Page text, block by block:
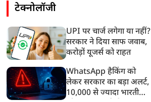
टेक्नोलॉजी
UPI पर चार्ज लगेगा या नहीं?
सरकार ने दिया साफ जवाब,
करोड़ों यूजर्स को राहत
WhatsApp हैकिंग को
लेकर सरकार का बड़ा अलर्ट,
10,000 से ज्यादा भारतीयों